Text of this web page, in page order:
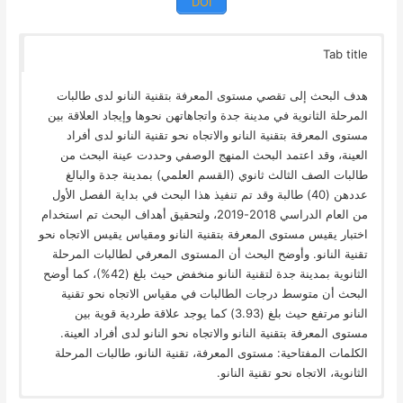
Tab title
هدف البحث إلى تقصي مستوى المعرفة بتقنية النانو لدى طالبات
المرحلة الثانوية في مدينة جدة واتجاهاتهن نحوها وإيجاد العلاقة بين
مستوى المعرفة بتقنية النانو والاتجاه نحو تقنية النانو لدى أفراد
العينة، وقد اعتمد البحث المنهج الوصفي وحددت عينة البحث من
طالبات الصف الثالث ثانوي (القسم العلمي) بمدينة جدة والبالغ
عددهن (40) طالبة وقد تم تنفيذ هذا البحث في بداية الفصل الأول
من العام الدراسي 2018-2019، ولتحقيق أهداف البحث تم استخدام
اختبار يقيس مستوى المعرفة بتقنية النانو ومقياس يقيس الاتجاه نحو
تقنية النانو. وأوضح البحث أن المستوى المعرفي لطالبات المرحلة
الثانوية بمدينة جدة لتقنية النانو منخفض حيث بلغ (42%)، كما أوضح
البحث أن متوسط درجات الطالبات في مقياس الاتجاه نحو تقنية
النانو مرتفع حيث بلغ (3.93) كما يوجد علاقة طردية قوية بين
مستوى المعرفة بتقنية النانو والاتجاه نحو النانو لدى أفراد العينة.
الكلمات المفتاحية: مستوى المعرفة، تقنية النانو، طالبات المرحلة
الثانوية، الاتجاه نحو تقنية النانو.